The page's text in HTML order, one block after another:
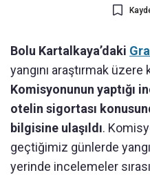
Bolu Kartalkaya’daki
yangını araştırmak üzere
Komisyonunun yaptığı
otelin sigortası
bilgisine ulaşıldı.
geçtiğimiz günlerde
yerinde incelemeler